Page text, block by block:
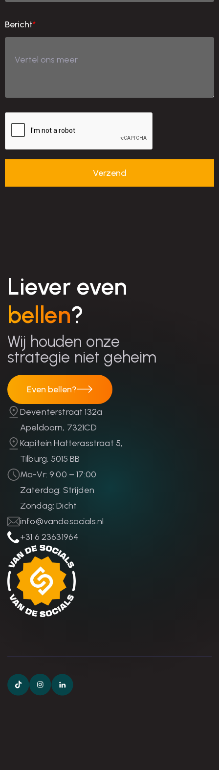
Bericht*
Liever even
bellen?
Wij houden onze
strategie niet geheim
Even bellen?
Deventerstraat 132a
Apeldoorn, 7321CD
Kapitein Hatterasstraat 5,
Tilburg, 5015 BB
Ma-Vr: 9:00 – 17:00
Zaterdag: Strijden
Zondag: Dicht
info@vandesocials.nl
+31 6 23631964